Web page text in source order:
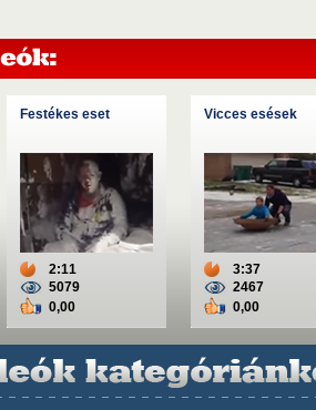
Festékes eset
2:11
5079
0,00
Vicces esések
3:37
2467
0,00